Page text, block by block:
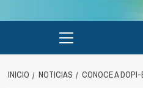
INICIO NOTICIAS CONOCE A